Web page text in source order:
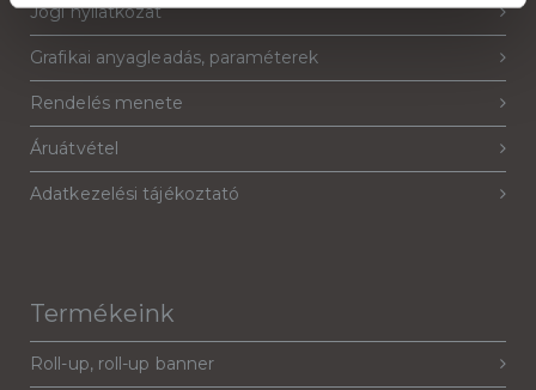
Jogi nyilatkozat
Grafikai anyagleadás, paraméterek
Rendelés menete
Áruátvétel
Adatkezelési tájékoztató
Termékeink
Roll-up, roll-up banner